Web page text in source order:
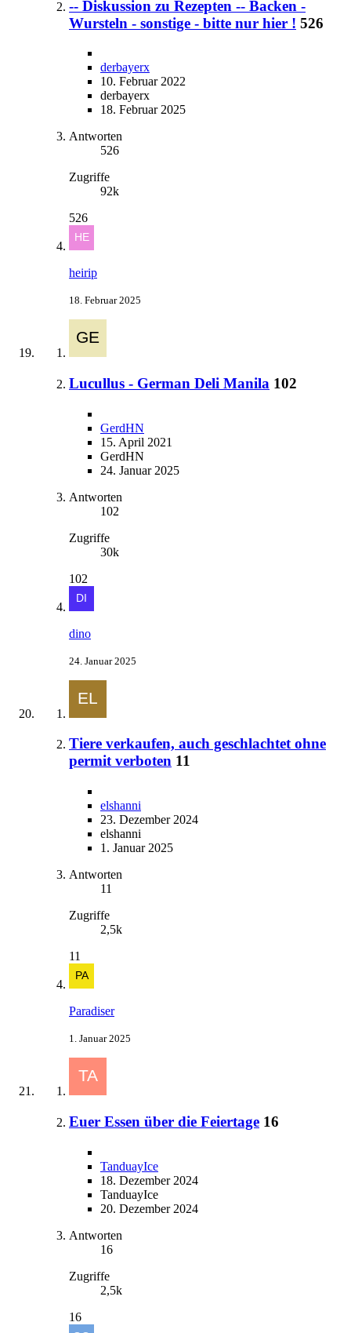
-- Diskussion zu Rezepten -- Backen -
Wursteln - sonstige - bitte nur hier ! 526
derbayerx
10. Februar 2022
derbayerx
18. Februar 2025
Antworten
526
Zugriffe
92k
526
heirip
18. Februar 2025
Lucullus - German Deli Manila 102
GerdHN
15. April 2021
GerdHN
24. Januar 2025
Antworten
102
Zugriffe
30k
102
dino
24. Januar 2025
Tiere verkaufen, auch geschlachtet ohne
permit verboten 11
elshanni
23. Dezember 2024
elshanni
1. Januar 2025
Antworten
11
Zugriffe
2,5k
11
Paradiser
1. Januar 2025
Euer Essen über die Feiertage 16
TanduayIce
18. Dezember 2024
TanduayIce
20. Dezember 2024
Antworten
16
Zugriffe
2,5k
16